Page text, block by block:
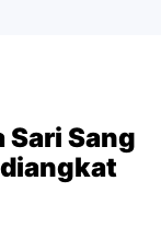
Sari Sang